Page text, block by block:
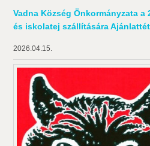
Vadna Község Önkormányzata a
és iskolatej szállítására
2026.04.15.